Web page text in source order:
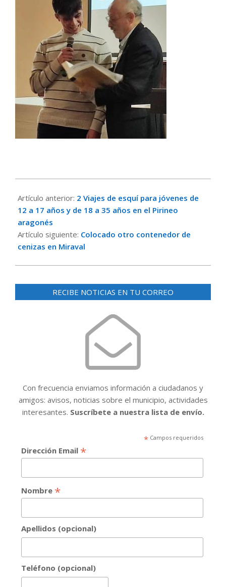
11-
18
Artículo anterior: 2 Viajes de esquí para jóvenes de
12 a 17 años y de 18 a 35 años en el Pirineo
aragonés
Artículo siguiente: Colocado otro contenedor de
cenizas en Miraval
RECIBE NOTICIAS EN TU CORREO
Con frecuencia enviamos información a ciudadanos y
amigos: avisos, noticias sobre el municipio, actividades
interesantes. Suscríbete a nuestra lista de envío.
*Campos requeridos
Dirección Email *
Nombre *
Apellidos (opcional)
Teléfono (opcional)